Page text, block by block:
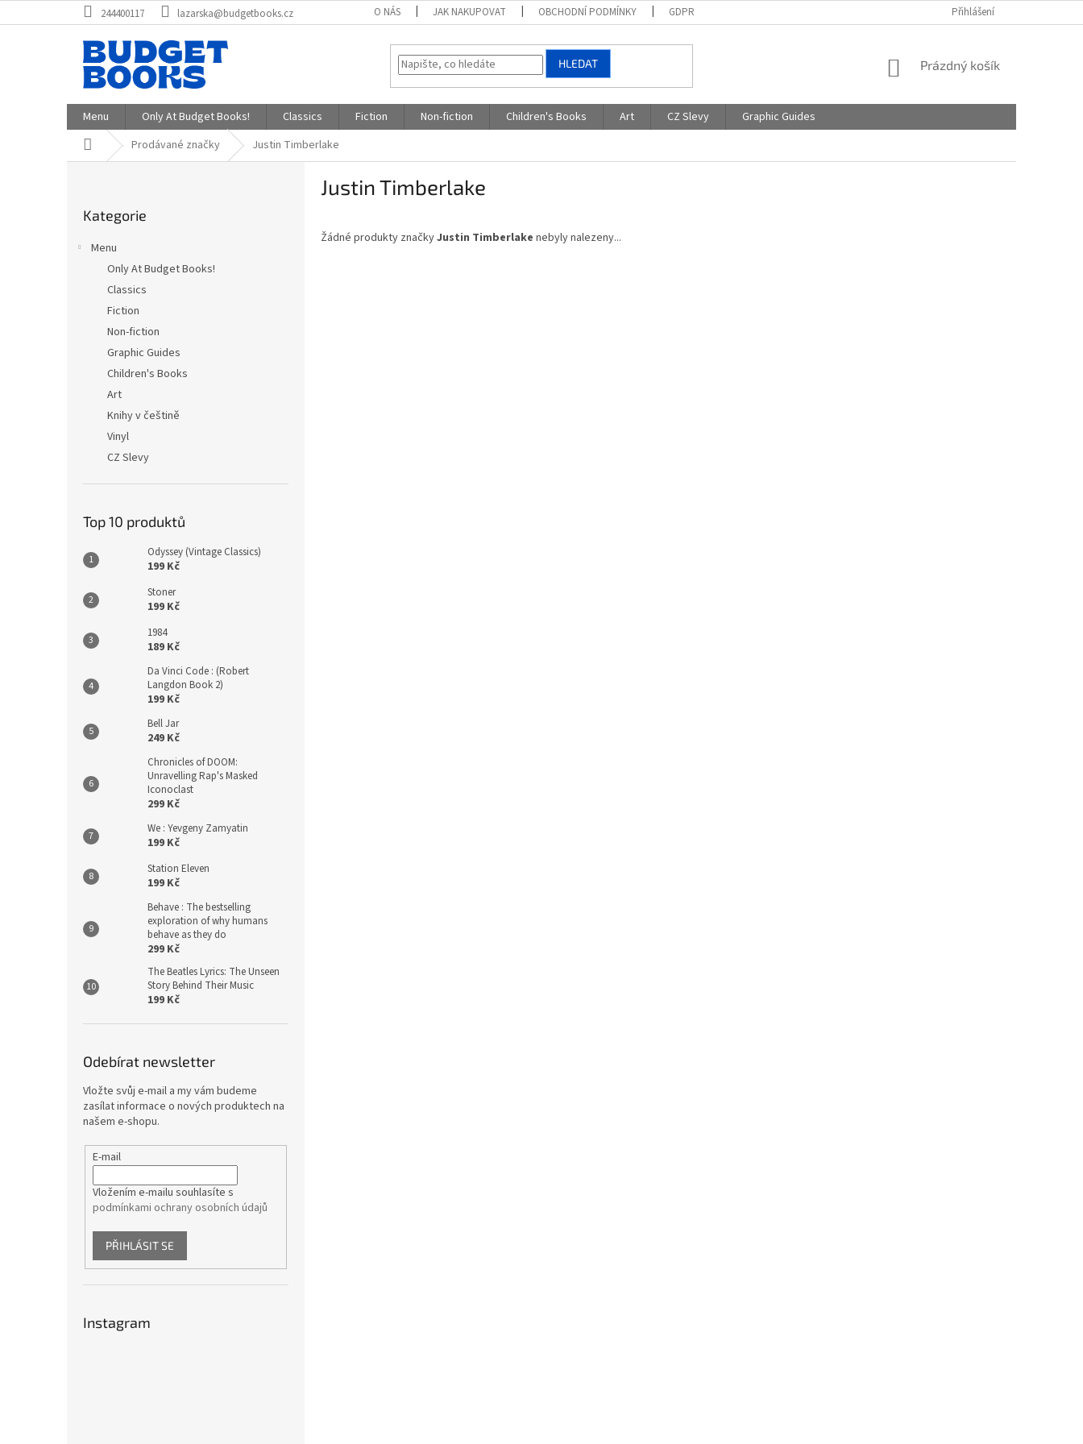
na
244400117 lazarska@budgetbooks.cz O NÁS JAK NAKUPOVAT OBCHODNÍ PODMÍNKY GDPR Přihlášení
HLEDAT
NÁKUPNÍ
Prázdný košík
Menu Only At Budget Books! Classics Fiction Non-fiction Children's Books Art CZ Slevy
Graphic Guides
Domů Prodávané značky Justin Timberlake
kategorie
Kategorie
Menu
Only At Budget Books!
Classics
Fiction
Non-fiction
Graphic Guides
Children's Books
Art
Knihy v češtině
Vinyl
CZ Slevy
Top 10 produktů
Odyssey (Vintage Classics)
199 Kč
Stoner
199 Kč
1984
189 Kč
Da Vinci Code : (Robert
Langdon Book 2)
199 Kč
Bell Jar
249 Kč
Chronicles of DOOM:
Unravelling Rap's Masked
Iconoclast
299 Kč
We : Yevgeny Zamyatin
199 Kč
Station Eleven
199 Kč
Behave : The bestselling
exploration of why humans
behave as they do
299 Kč
The Beatles Lyrics: The Unseen
Story Behind Their Music
199 Kč
Odebírat newsletter
Vložte svůj e-mail a my vám budeme
zasílat informace o nových produktech na
našem e-shopu.
E-mail
Vložením e-mailu souhlasíte s
podmínkami ochrany osobních údajů
PŘIHLÁSIT SE
Instagram
Justin Timberlake
Žádné produkty značkyJustin Timberlake nebyly nalezeny...